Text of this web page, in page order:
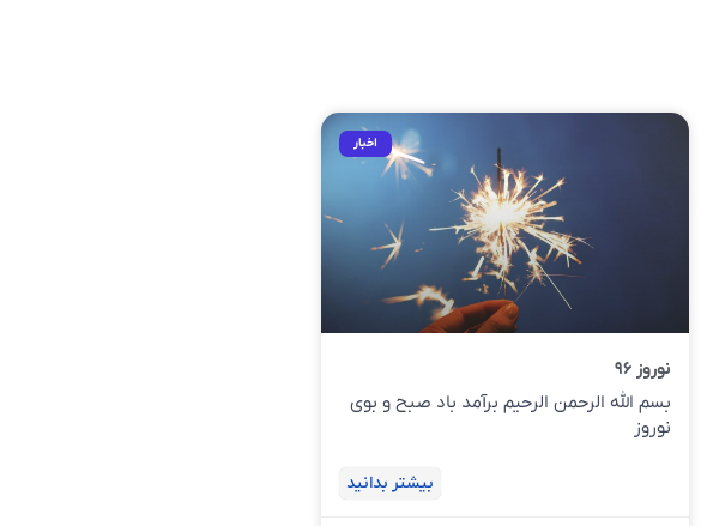
اخبار
نوروز ۹۶
بسم الله الرحمن الرحیم برآمد باد صبح و بوی
نوروز
بیشتر بدانید